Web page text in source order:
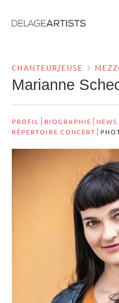
CHANTEUR/EUSE
Marianne
PROFIL BIOGRAPHIE NEWS
RÉPERTOIRE CONCERT